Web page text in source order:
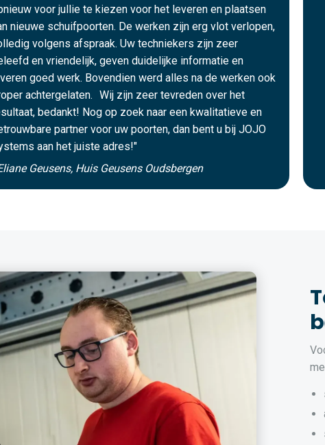
voor jullie te kiezen voor het leveren en plaatsen
nieuwe schuifpoorten. De werken zijn erg vlot verlopen,
volgens afspraak. Uw techniekers zijn zeer
en vriendelijk, geven duidelijke informatie en
goed werk. Bovendien werd alles na de werken ook
achtergelaten. Wij zijn zeer tevreden over het
bedankt! Nog op zoek naar een kwalitatieve en
partner voor uw poorten, dan bent u bij JOJO
aan het juiste adres!"
Geusens, Huis Geusens Oudsbergen